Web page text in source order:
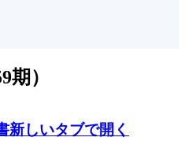
期）
新しいタブで開く